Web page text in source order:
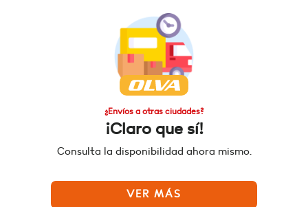
¿Envíos a otras ciudades?
¡Claro que sí!
Consulta la disponibilidad ahora mismo.
VER MÁS